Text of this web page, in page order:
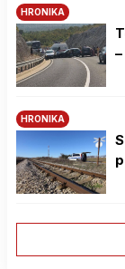
HRONIKA
HRONIKA